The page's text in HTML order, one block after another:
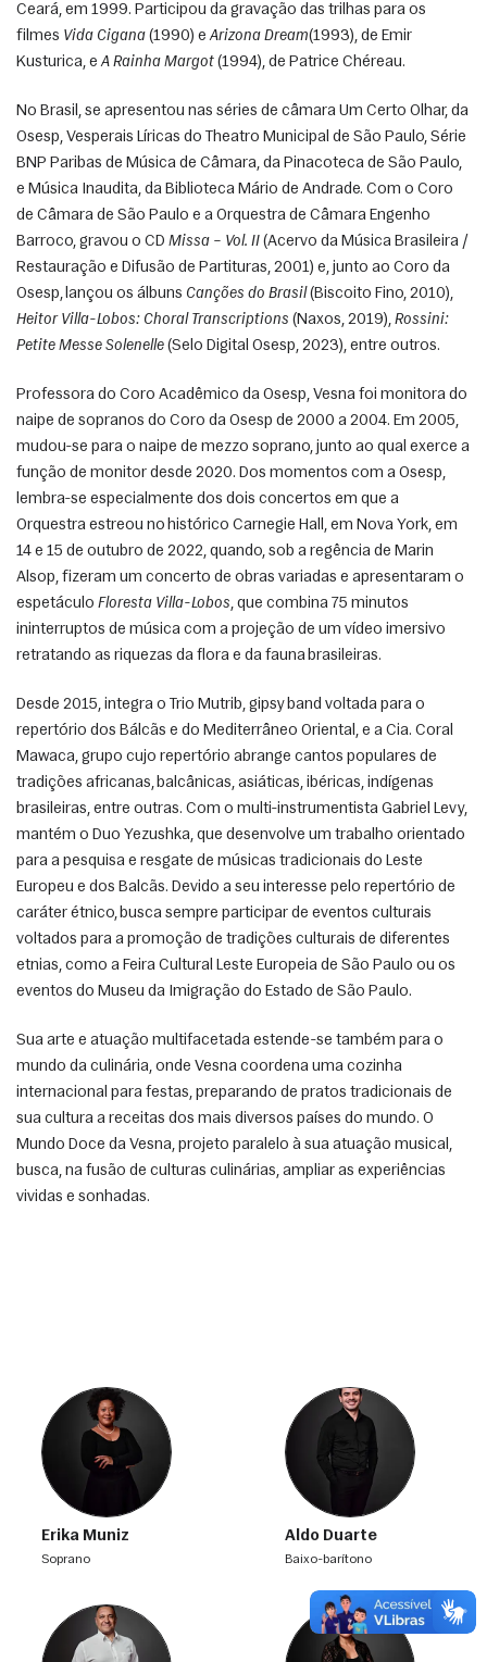
Ceará, em 1999. Participou da gravação das trilhas para os
filmes Vida Cigana (1990) e Arizona Dream(1993), de Emir
Kusturica, e A Rainha Margot (1994), de Patrice Chéreau.
No Brasil, se apresentou nas séries de câmara Um Certo Olhar, da
Osesp, Vesperais Líricas do Theatro Municipal de São Paulo, Série
BNP Paribas de Música de Câmara, da Pinacoteca de São Paulo,
e Música Inaudita, da Biblioteca Mário de Andrade. Com o Coro
de Câmara de São Paulo e a Orquestra de Câmara Engenho
Barroco, gravou o CD Missa – Vol. II (Acervo da Música Brasileira /
Restauração e Difusão de Partituras, 2001) e, junto ao Coro da
Osesp, lançou os álbuns Canções do Brasil
Heitor Villa-Lobos: Choral Transcriptions (Naxos, 2019), Rossini:
Petite Messe Solenelle (Selo Digital Osesp, 2023), entre outros.
Professora do Coro Acadêmico da Osesp, Vesna foi monitora do
naipe de sopranos do Coro da Osesp de 2000 a 2004. Em 2005,
mudou-se para o naipe de mezzo soprano, junto ao qual exerce a
função de monitor desde 2020. Dos momentos com a Osesp,
lembra-se especialmente dos dois concertos em que a
Orquestra estreou no histórico Carnegie Hall, em Nova York, em
14 e 15 de outubro de 2022, quando, sob a regência de Marin
Alsop, fizeram um concerto de obras variadas e apresentaram o
espetáculo Floresta Villa-Lobos, que combina 75 minutos
ininterruptos de música com a projeção de um vídeo imersivo
retratando as riquezas da flora e da fauna brasileiras.
Desde 2015, integra o Trio Mutrib, gipsy band voltada para o
repertório dos Bálcãs e do Mediterrâneo Oriental, e a Cia. Coral
Mawaca, grupo cujo repertório abrange cantos populares de
tradições africanas, balcânicas, asiáticas, ibéricas, indígenas
brasileiras, entre outras. Com o multi-instrumentista Gabriel Levy,
mantém o Duo Yezushka, que desenvolve um trabalho orientado
para a pesquisa e resgate de músicas tradicionais do Leste
Europeu e dos Balcãs. Devido a seu interesse pelo repertório de
caráter étnico, busca sempre participar de eventos culturais
voltados para a promoção de tradições culturais de diferentes
etnias, como a Feira Cultural Leste Europeia de São Paulo ou os
eventos do Museu da Imigração do Estado de São Paulo.
Sua arte e atuação multifacetada estende-se também para o
mundo da culinária, onde Vesna coordena uma cozinha
internacional para festas, preparando de pratos tradicionais de
sua cultura a receitas dos mais diversos países do mundo. O
Mundo Doce da Vesna, projeto paralelo à sua atuação musical,
busca, na fusão de culturas culinárias, ampliar as experiências
vividas e sonhadas.
Erika Muniz
soprano
Aldo Duarte
baixo-barítono